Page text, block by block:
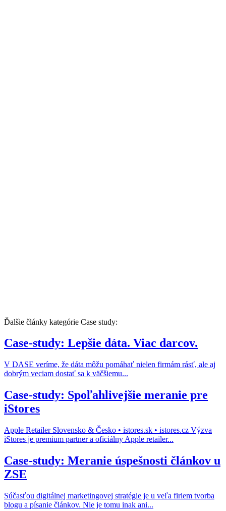
Ďalšie články kategórie Case study:
Case-study: Lepšie dáta. Viac darcov.
V DASE veríme, že dáta môžu pomáhať nielen firmám rásť, ale aj
dobrým veciam dostať sa k väčšiemu...
Case-study: Spoľahlivejšie meranie pre
iStores
Apple Retailer Slovensko & Česko • istores.sk • istores.cz Výzva
iStores je premium partner a oficiálny Apple retailer...
Case-study: Meranie úspešnosti článkov u
ZSE
Súčasťou digitálnej marketingovej stratégie je u veľa firiem tvorba
blogu a písanie článkov. Nie je tomu inak ani...